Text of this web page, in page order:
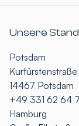
Unsere
Potsdam
14467 Potsdam
+49 331 62 64
Hamburg